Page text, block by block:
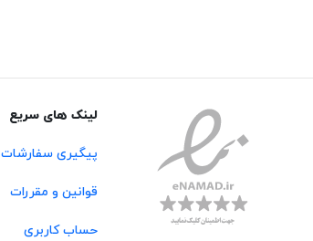
لینک های سریع
پیگیری سفارشات
قوانین و مقررات
حساب کاربری